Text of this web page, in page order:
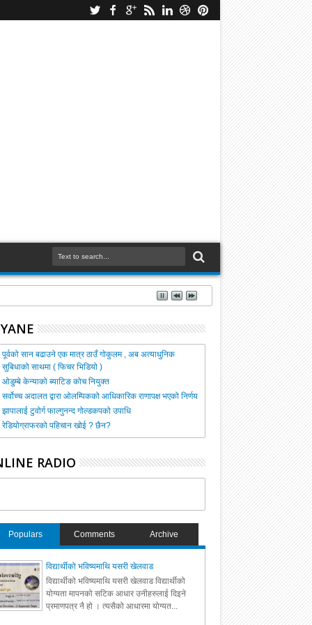
पूर्वको सान बढाउने एक मात्र ठाउँ गोकुलम , अब अत्याधुनिक
सुबिधाको साथमा ( फिचर भिडियो )
ओडुम्बे केन्याको ब्याटिङ कोच नियुक्त
सर्वोच्च अदालत द्वारा ओलम्पिकको आधिकारिक राणापक्ष भएको निर्णय
झापालाई टुवोर्ग फाल्गुनन्द गोल्डकपको उपाधि
रेडियोग्राफरको पहिचान खोई ? छैन?
RADIO
Populars Comments Archive
विद्यार्थीको भविष्यमाथि यसरी खेलवाड
विद्यार्थीको भविष्यमाथि यसरी खेलवाड विद्यार्थीको
योग्यता मापनको सटिक आधार उनीहरुलाई दिइने
प्रमाणपत्र नै हो । त्यसैको आधारमा योग्यत...